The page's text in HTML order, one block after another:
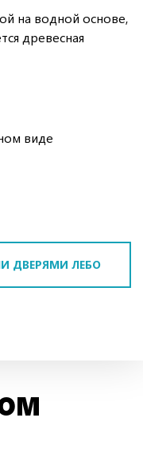
на водной основе,
древесная
виде
ДВЕРЯМИ ЛЕБО